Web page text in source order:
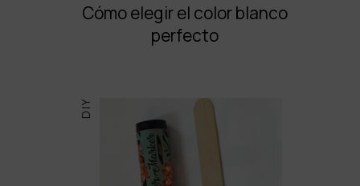
Cómo elegir el color blanco
perfecto
DIY